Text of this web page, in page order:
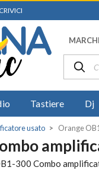
MARCHI
Tastiere Dj
usato Orange
300 Combo